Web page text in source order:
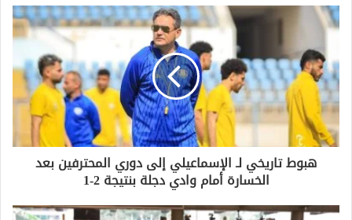
د
ك
ل
إ
ل
ك
ت
ر
هبوط تاريخي لـ الإسماعيلي إلى دوري المحترفين بعد
الخسارة أمام وادي دجلة بنتيجة 2-1